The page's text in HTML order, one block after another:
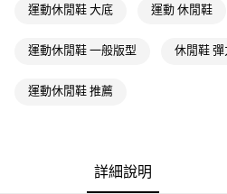
付款後萊爾富取貨
每筆NT$80，滿NT$1,500(含以上)免運
運動休閒鞋 大底 運動 休閒鞋
運動休閒鞋 一般版型 休閒鞋 彈
運動休閒鞋 推薦
詳細說明